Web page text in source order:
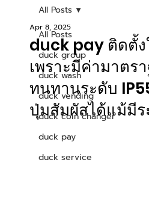
All Posts
duck group
duck wash
duck vending
duck coin changer
duck pay
duck service
All Posts
duck pay ติดตั้ง
เพราะมีค่ามาตร
ทนทานระดับ
ปุ่มสัมผัสได้แม้มีร
Apr 8, 2025